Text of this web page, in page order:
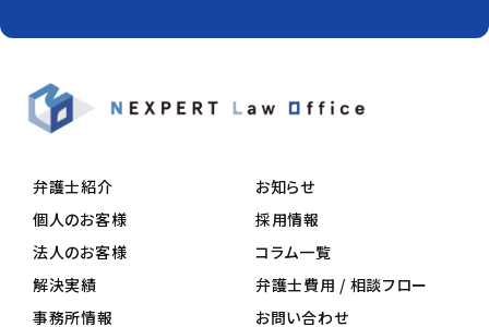
弁護士紹介
個人のお客様
法人のお客様
解決実績
事務所情報
お知らせ
採用情報
コラム一覧
弁護士費用 / 相談フロー
お問い合わせ